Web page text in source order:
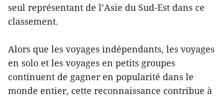
seul représentant de l’Asie du Sud-Est dans ce
classement.
Alors que les voyages indépendants, les voyages
en solo et les voyages en petits groupes
continuent de gagner en popularité dans le
monde entier, cette reconnaissance contribue à